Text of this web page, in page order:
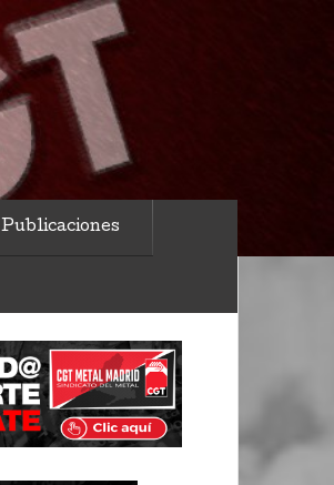
Publicaciones